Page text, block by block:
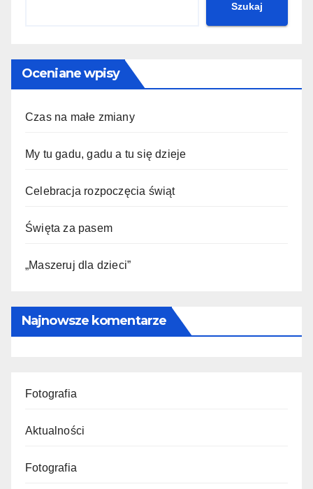
Szukaj
Oceniane wpisy
Czas na małe zmiany
My tu gadu, gadu a tu się dzieje
Celebracja rozpoczęcia świąt
Święta za pasem
„Maszeruj dla dzieci”
Najnowsze komentarze
Fotografia
Aktualności
Fotografia